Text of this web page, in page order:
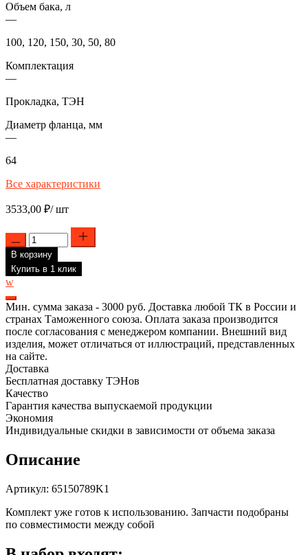
Объем бака, л
—
100, 120, 150, 30, 50, 80
Комплектация
—
Прокладка, ТЭН
Диаметр фланца, мм
—
64
Все характеристики
3533,00 ₽/ шт
Количество
товара
Комплект
ТЭН
RF
2500W(1000+1500),
TW,
медь,
D64мм,
клеммы
под
разъем+под
винт,
Shuttle,
L350мм,
горизонтальный
220V+
65150789K1
В корзину
Купить в 1 клик
w
Мин. сумма заказа - 3000 руб. Доставка любой ТК в России и
странах Таможенного союза. Оплата заказа производится
после согласования с менеджером компании. Внешний вид
изделия, может отличаться от иллюстраций, представленных
на сайте.
Доставка
Бесплатная доставку ТЭНов
Качество
Гарантия качества выпускаемой продукции
Экономия
Индивидуальные скидки в зависимости от объема заказа
Описание
Артикул: 65150789K1
Комплект уже готов к использованию. Запчасти подобраны
по совместимости между собой